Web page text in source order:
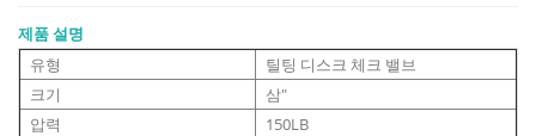
제품 설명
유형
틸팅 디스크 체크 밸브
크기
삼"
압력
150LB